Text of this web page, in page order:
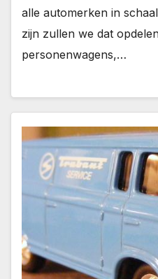
alle automerken in
zijn zullen we dat
personenwagens,…